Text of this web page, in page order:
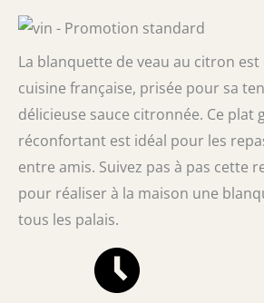
La blanquette de veau au citron est
cuisine française, prisée pour sa
délicieuse sauce citronnée. Ce plat
réconfortant est idéal pour les
entre amis. Suivez pas à pas cette
pour réaliser à la maison une
tous les palais.